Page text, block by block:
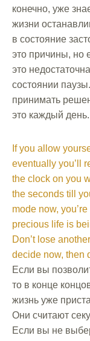
конечно, уже
жизни
в состояние
это причины, но
это
состоянии
принимать
это каждый день.
If you allow
eventually you’ll
the clock on you
the seconds till
mode now,
precious life is
Don’t lose
decide now, then
Если вы
то в конце
жизнь уже
Они считают
Если вы не